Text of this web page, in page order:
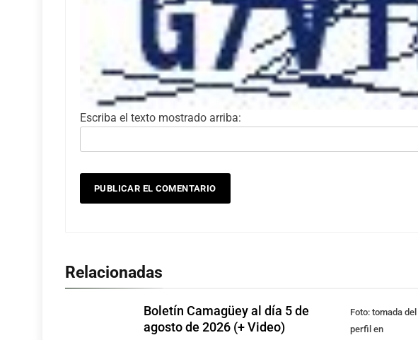
Escriba el texto mostrado arriba:
Relacionadas
Boletín Camagüey al día 5 de
agosto de 2026 (+ Video)
Foto: tomada del
perfil en